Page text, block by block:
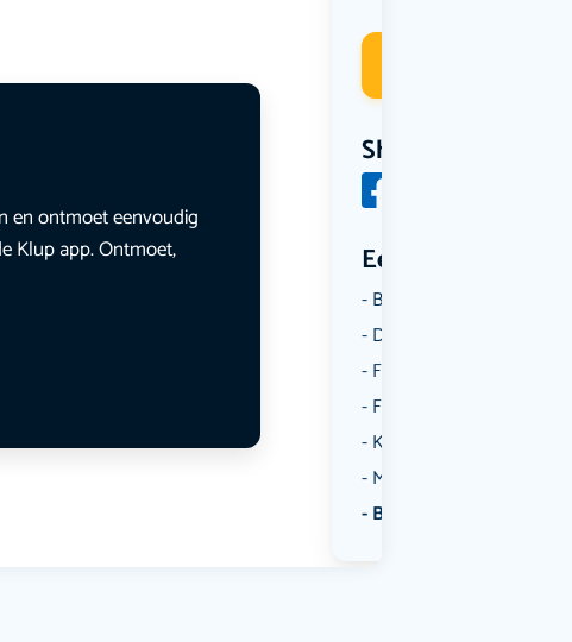
Share
Een aantal
Borrelen
Dansen
Fietsen
Film
Kunst & Cultuur
Muziek
Bekijk alle categorieën
en ontmoet eenvoudig
Klup app. Ontmoet,